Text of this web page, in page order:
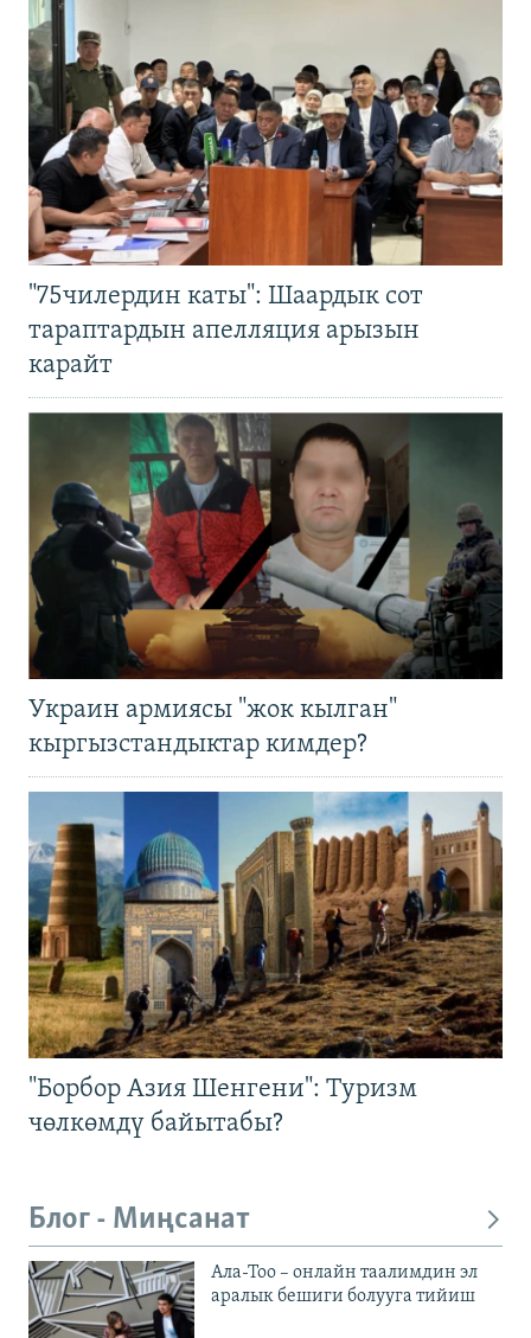
"75чилердин каты": Шаардык сот
тараптардын апелляция арызын
карайт
Украин армиясы "жок кылган"
кыргызстандыктар кимдер?
"Борбор Азия Шенгени": Туризм
чөлкөмдү байытабы?
Блог - Миңсанат
Ала-Тоо – онлайн таалимдин эл
аралык бешиги болууга тийиш